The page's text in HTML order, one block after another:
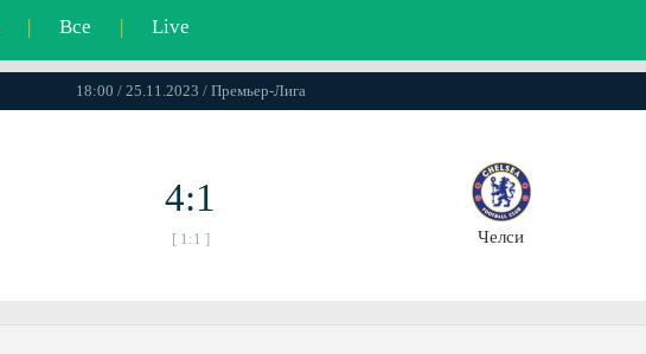
| Все | Live
18:00 / 25.11.2023 / Премьер-Лига
4:1
[ 1:1 ] Челси